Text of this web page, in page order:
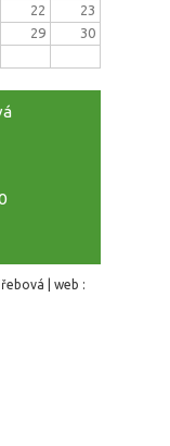
22
23
29
30
| web :